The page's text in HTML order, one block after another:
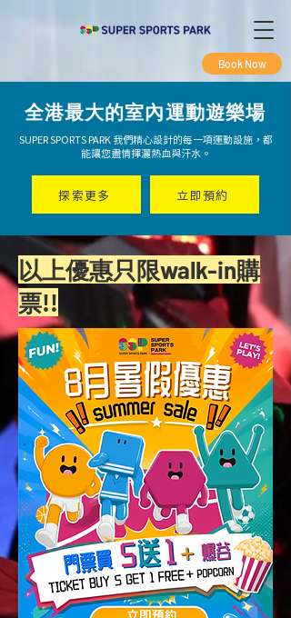
Book Now
全港最大的室內運動遊樂場
SUPER SPORTS PARK 我們精心設計的每一項運動設施，都
能讓您盡情揮灑熱血與汗水。
探索更多 立即預約
​以上優惠只限walk-in購
票!!